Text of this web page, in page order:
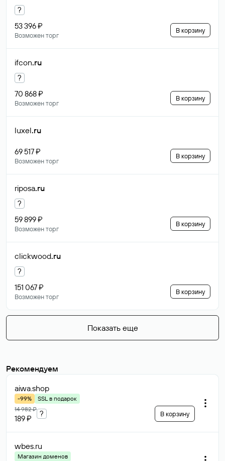
?
53 396 ₽
Возможен торг
В корзину
ifcon.ru
?
70 868 ₽
Возможен торг
В корзину
luxel.ru
69 517 ₽
Возможен торг
В корзину
riposa.ru
?
59 899 ₽
Возможен торг
В корзину
clickwood.ru
?
151 067 ₽
Возможен торг
В корзину
Показать еще
Рекомендуем
aiwa.shop
-99%
SSL в подарок
14 982 ₽
189 ₽
? В корзину
wbes.ru
Магазин доменов